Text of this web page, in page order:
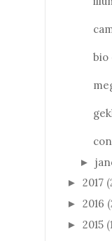
bio
►
► 2017
► 2016
► 2015